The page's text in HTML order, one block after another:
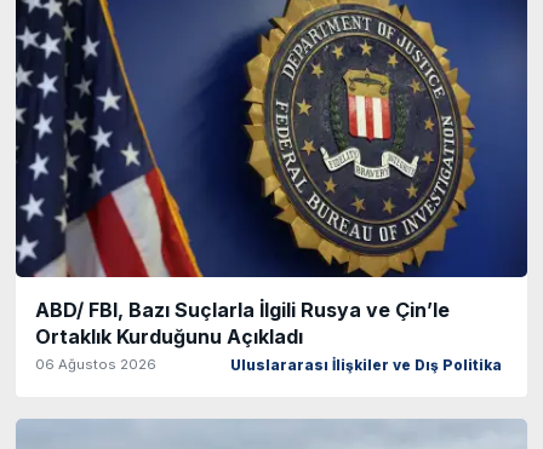
ABD/ FBI, Bazı Suçlarla İlgili Rusya ve Çin’le
Ortaklık Kurduğunu Açıkladı
06 Ağustos 2026 Uluslararası İlişkiler ve Dış Politika